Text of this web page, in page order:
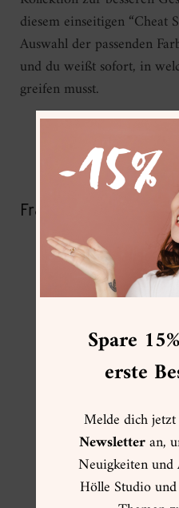
diesem einseitigen
Auswahl der passenden
und du weißt sofort, in
greifen musst.
ZUR
Frau Hölle
Die “Seasons
Floral Pocket Box
ich Anfängern
gleichermaßen
Hand geben will!
speziell auf
weihnachtliche
abgestimmt, die
Spare
erste
Melde dich
Newsletteran,
Neuigkeiten
Hölle Studio